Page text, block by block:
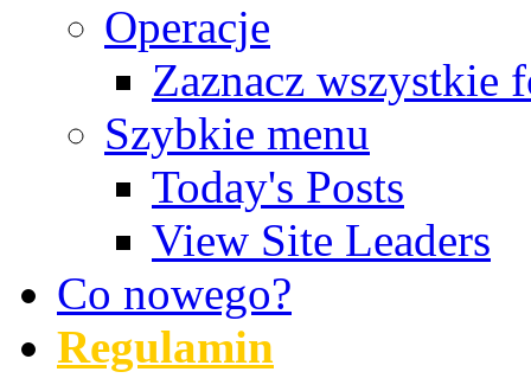
Operacje
Zaznacz wszystkie
Szybkie menu
Today's Posts
View Site Leaders
Co nowego?
Regulamin